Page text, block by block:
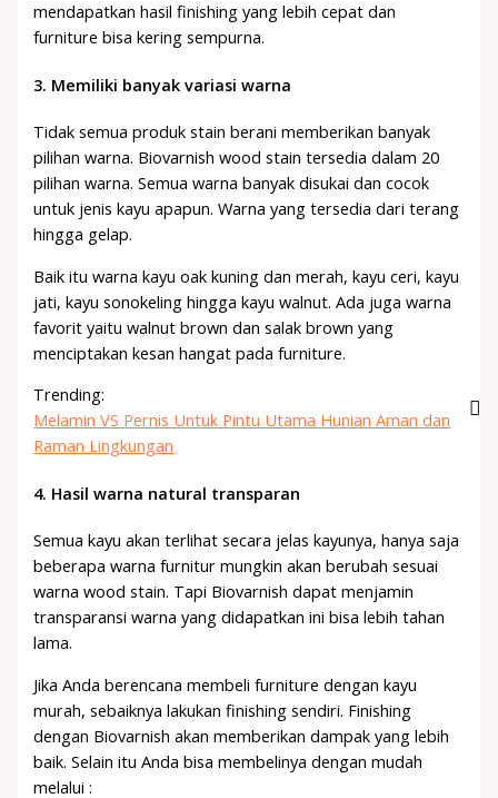
mendapatkan hasil finishing yang lebih cepat dan
furniture bisa kering sempurna.
3. Memiliki banyak variasi warna
Tidak semua produk stain berani memberikan banyak
pilihan warna. Biovarnish wood stain tersedia dalam 20
pilihan warna. Semua warna banyak disukai dan cocok
untuk jenis kayu apapun. Warna yang tersedia dari terang
hingga gelap.
Baik itu warna kayu oak kuning dan merah, kayu ceri, kayu
jati, kayu sonokeling hingga kayu walnut. Ada juga warna
favorit yaitu walnut brown dan salak brown yang
menciptakan kesan hangat pada furniture.
Trending:
Melamin VS Pernis Untuk Pintu Utama Hunian Aman dan
Raman Lingkungan
4. Hasil warna natural transparan
Semua kayu akan terlihat secara jelas kayunya, hanya saja
beberapa warna furnitur mungkin akan berubah sesuai
warna wood stain. Tapi Biovarnish dapat menjamin
transparansi warna yang didapatkan ini bisa lebih tahan
lama.
Jika Anda berencana membeli furniture dengan kayu
murah, sebaiknya lakukan finishing sendiri. Finishing
dengan Biovarnish akan memberikan dampak yang lebih
baik. Selain itu Anda bisa membelinya dengan mudah
melalui :